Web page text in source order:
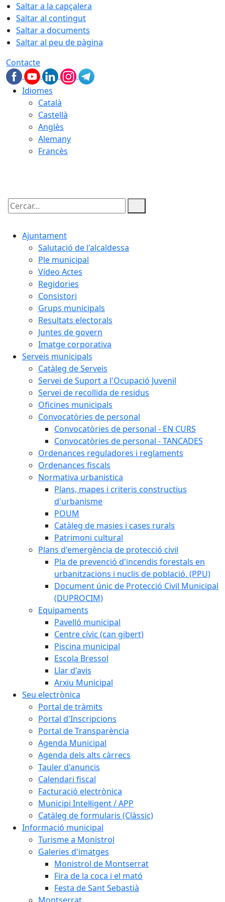
Saltar a la capçalera
Saltar al contingut
Saltar a documents
Saltar al peu de pàgina
Contacte
Idiomes
Català
Castellà
Anglès
Alemany
Francès
Cercar:
Ajuntament
Salutació de l'alcaldessa
Ple municipal
Vídeo Actes
Regidories
Consistori
Grups municipals
Resultats electorals
Juntes de govern
Imatge corporativa
Serveis municipals
Catàleg de Serveis
Servei de Suport a l'Ocupació Juvenil
Servei de recollida de residus
Oficines municipals
Convocatòries de personal
Convocatòries de personal - EN CURS
Convocatòries de personal - TANCADES
Ordenances reguladores i reglaments
Ordenances fiscals
Normativa urbanistica
Plans, mapes i criteris constructius
d'urbanisme
POUM
Catàleg de masies i cases rurals
Patrimoni cultural
Plans d'emergència de protecció civil
Pla de prevenció d'incendis forestals en
urbanitzacions i nuclis de població. (PPU)
Document únic de Protecció Civil Municipal
(DUPROCIM)
Equipaments
Pavelló municipal
Centre cívic (can gibert)
Piscina municipal
Escola Bressol
Llar d'avis
Arxiu Municipal
Seu electrònica
Portal de tràmits
Portal d'Inscripcions
Portal de Transparència
Agenda Municipal
Agenda dels alts càrrecs
Tauler d'anuncis
Calendari fiscal
Facturació electrònica
Municipi Intel·ligent / APP
Catàleg de formularis (Clàssic)
Informació municipal
Turisme a Monistrol
Galeries d'imatges
Monistrol de Montserrat
Fira de la coca i el mató
Festa de Sant Sebastià